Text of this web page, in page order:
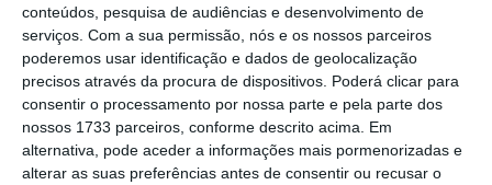
conteúdos, pesquisa de audiências e desenvolvimento de
serviços. Com a sua permissão, nós e os nossos parceiros
poderemos usar identificação e dados de geolocalização
precisos através da procura de dispositivos. Poderá clicar para
consentir o processamento por nossa parte e pela parte dos
nossos 1733 parceiros, conforme descrito acima. Em
alternativa, pode aceder a informações mais pormenorizadas e
alterar as suas preferências antes de consentir ou recusar o
legislativas”,sendo possível um pouco por
todo o mundo “alguma forma de
personalização do voto”.
“Ossistemas eleitorais têm impactos
reconhecidos tanto na fragmentação